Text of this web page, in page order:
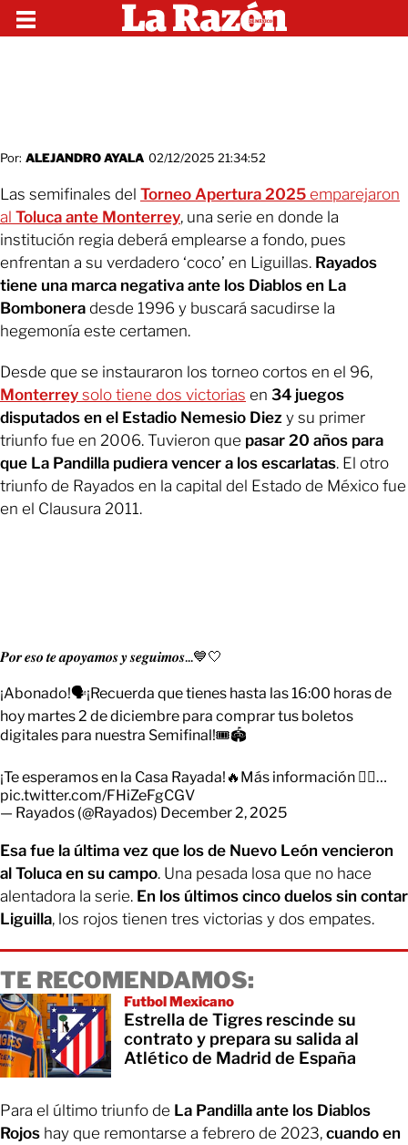
Por: ALEJANDRO AYALA 02/12/2025 21:34:52
Las semifinales del Torneo Apertura 2025 emparejaron
al Toluca ante Monterrey, una serie en donde la
institución regia deberá emplearse a fondo, pues
enfrentan a su verdadero ‘coco’ en Liguillas. Rayados
tiene una marca negativa ante los Diablos en La
Bombonera desde 1996 y buscará sacudirse la
hegemonía este certamen.
Desde que se instauraron los torneo cortos en el 96,
Monterrey solo tiene dos victorias en 34 juegos
disputados en el Estadio Nemesio Diez y su primer
triunfo fue en 2006. Tuvieron que pasar 20 años para
que La Pandilla pudiera vencer a los escarlatas. El otro
triunfo de Rayados en la capital del Estado de México fue
en el Clausura 2011.
𝑷𝒐𝒓 𝒆𝒔𝒐 𝒕𝒆 𝒂𝒑𝒐𝒚𝒂𝒎𝒐𝒔 𝒚 𝒔𝒆𝒈𝒖𝒊𝒎𝒐𝒔...💙🤍
¡Abonado!🗣️¡Recuerda que tienes hasta las 16:00 horas de
hoy martes 2 de diciembre para comprar tus boletos
digitales para nuestra Semifinal!🎟️🏟️
¡Te esperamos en la Casa Rayada!🔥Más información 👇🏼…
pic.twitter.com/FHiZeFgCGV
— Rayados (@Rayados) December 2, 2025
Esa fue la última vez que los de Nuevo León vencieron
al Toluca en su campo. Una pesada losa que no hace
alentadora la serie. En los últimos cinco duelos sin contar
Liguilla, los rojos tienen tres victorias y dos empates.
TE RECOMENDAMOS:
Futbol Mexicano
Estrella de Tigres rescinde su
contrato y prepara su salida al
Atlético de Madrid de España
Para el último triunfo de La Pandilla ante los Diablos
Rojos hay que remontarse a febrero de 2023, cuando en